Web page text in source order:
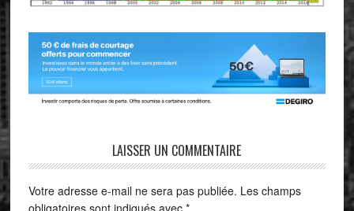
LAISSER UN COMMENTAIRE
Votre adresse e-mail ne sera pas publiée. Les champs